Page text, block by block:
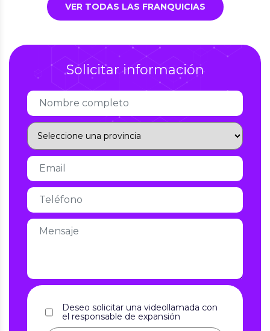
VER TODAS LAS FRANQUICIAS
Solicitar información
Deseo solicitar una videollamada con
el responsable de expansión